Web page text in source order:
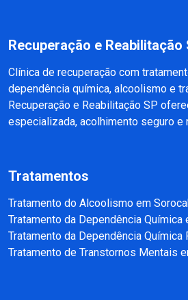
Recuperação e Reabilitação
Clínica de recuperação com
dependência química, alcoolismo e
Recuperação e Reabilitação SP
especializada, acolhimento seguro e
Tratamentos
Tratamento do Alcoolismo em
Tratamento da Dependência Química
Tratamento da Dependência Química
Tratamento de Transtornos Mentais